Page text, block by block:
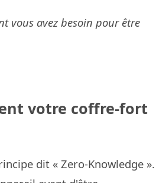
vous avez besoin pour être
votre coffre-fort
dit « Zero-Knowledge ».